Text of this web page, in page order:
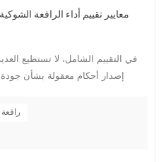
معايير تقييم أداء الرافعة
في التقييم الشامل، لا تستطيع
إصدار أحكام معقولة بشأن جودة